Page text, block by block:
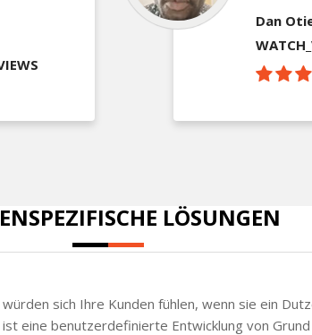
Dan
LÖSUNGEN
sich Ihre Kunden fühlen, wenn sie ein
eine benutzerdefinierte Entwicklung von